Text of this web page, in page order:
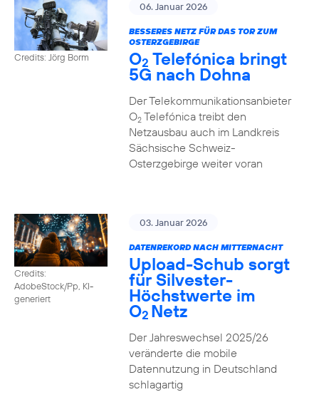
Credits: Jörg Borm
06. Januar 2026
BESSERES NETZ FÜR DAS TOR ZUM
OSTERZGEBIRGE
O2 Telefónica bringt
5G nach Dohna
Der Telekommunikationsanbieter
O2Telefónica treibt den
Netzausbau auch im Landkreis
Sächsische Schweiz-
Osterzgebirge weiter voran
Credits:
AdobeStock/Pp, KI-
generiert
03. Januar 2026
DATENREKORD NACH MITTERNACHT
Upload-Schub sorgt
für Silvester-
Höchstwerte im
O2 Netz
Der Jahreswechsel 2025/26
veränderte die mobile
Datennutzung in Deutschland
schlagartig